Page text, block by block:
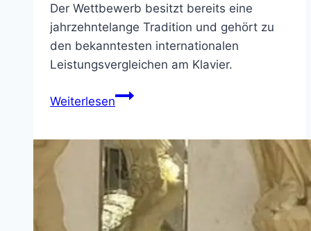
Der Wettbewerb besitzt bereits eine
jahrzehntelange Tradition und gehört zu
den bekanntesten internationalen
Leistungsvergleichen am Klavier.
Weiterlesen2.
internationalem
Klavierwettbewerb